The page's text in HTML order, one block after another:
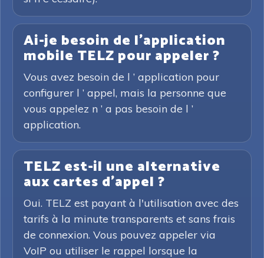
Ai-je besoin de l'application
mobile TELZ pour appeler ?
Vous avez besoin de l ’ application pour
configurer l ’ appel, mais la personne que
vous appelez n ’ a pas besoin de l ’
application.
TELZ est-il une alternative
aux cartes d'appel ?
Oui. TELZ est payant à l'utilisation avec des
tarifs à la minute transparents et sans frais
de connexion. Vous pouvez appeler via
VoIP ou utiliser le rappel lorsque la